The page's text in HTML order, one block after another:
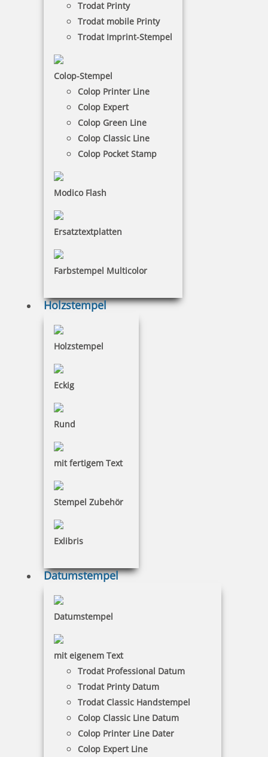
Trodat Printy
Trodat mobile Printy
Trodat Imprint-Stempel
Colop-Stempel
Colop Printer Line
Colop Expert
Colop Green Line
Colop Classic Line
Colop Pocket Stamp
Modico Flash
Ersatztextplatten
Farbstempel Multicolor
Holzstempel
Holzstempel
Eckig
Rund
mit fertigem Text
Stempel Zubehör
Exlibris
Datumstempel
Datumstempel
mit eigenem Text
Trodat Professional Datum
Trodat Printy Datum
Trodat Classic Handstempel
Colop Classic Line Datum
Colop Printer Line Dater
Colop Expert Line
oder laden Sie eine fertige Datei hoch.
2 Zeilen 3 Zeilen
7 Zeilen 8 Zeilen
ABMESSUNGEN
UNSERE
STEMPELKATEGORIEN
Adressstempel
Der Standard für Büro & Zuhause
Firmenstempel
Datumstempel
Praktische Helfer mit Text & Logo